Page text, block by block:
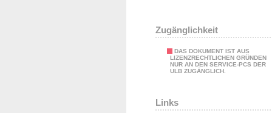
Zugänglichkeit
DAS DOKUMENT IST AUS
LIZENZRECHTLICHEN GRÜNDEN
NUR AN DEN SERVICE-PCS DER
ULB ZUGÄNGLICH.
Links